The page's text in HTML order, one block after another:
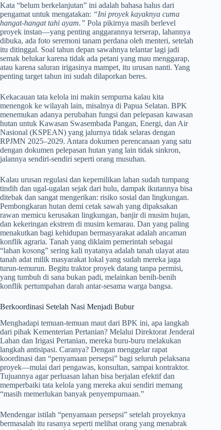
Kata “belum berkelanjutan” ini adalah bahasa halus dari
pengamat untuk mengatakan: “Ini proyek kayaknya cuma
hangat-hangat tahi ayam.” Pola pikirnya masih berlevel
proyek instan—yang penting anggarannya terserap, lahannya
dibuka, ada foto seremoni tanam perdana oleh menteri, setelah
itu ditinggal. Soal tahun depan sawahnya telantar lagi jadi
semak belukar karena tidak ada petani yang mau menggarap,
atau karena saluran irigasinya mampet, itu urusan nanti. Yang
penting target tahun ini sudah dilaporkan beres.
Kekacauan tata kelola ini makin sempurna kalau kita
menengok ke wilayah lain, misalnya di Papua Selatan. BPK
menemukan adanya perubahan fungsi dan pelepasan kawasan
hutan untuk Kawasan Swasembada Pangan, Energi, dan Air
Nasional (KSPEAN) yang jalurnya tidak selaras dengan
RPJMN 2025–2029. Antara dokumen perencanaan yang satu
dengan dokumen pelepasan hutan yang lain tidak sinkron,
jalannya sendiri-sendiri seperti orang musuhan.
Kalau urusan regulasi dan kepemilikan lahan sudah tumpang
tindih dan ugal-ugalan sejak dari hulu, dampak ikutannya bisa
ditebak dan sangat mengerikan: risiko sosial dan lingkungan.
Pembongkaran hutan demi cetak sawah yang dipaksakan
rawan memicu kerusakan lingkungan, banjir di musim hujan,
dan kekeringan ekstrem di musim kemarau. Dan yang paling
menakutkan bagi kehidupan bermasyarakat adalah ancaman
konflik agraria. Tanah yang diklaim pemerintah sebagai
“lahan kosong” sering kali nyatanya adalah tanah ulayat atau
tanah adat milik masyarakat lokal yang sudah mereka jaga
turun-temurun. Begitu traktor proyek datang tanpa permisi,
yang tumbuh di sana bukan padi, melainkan benih-benih
konflik pertumpahan darah antar-sesama warga bangsa.
Berkoordinasi Setelah Nasi Menjadi Bubur
Menghadapi temuan-temuan maut dari BPK ini, apa langkah
dari pihak Kementerian Pertanian? Melalui Direktorat Jenderal
Lahan dan Irigasi Pertanian, mereka buru-buru melakukan
langkah antisipasi. Caranya? Dengan menggelar rapat
koordinasi dan “penyamaan persepsi” bagi seluruh pelaksana
proyek—mulai dari pengawas, konsultan, sampai kontraktor.
Tujuannya agar perluasan lahan bisa berjalan efektif dan
memperbaiki tata kelola yang mereka akui sendiri memang
“masih memerlukan banyak penyempurnaan.”
Mendengar istilah “penyamaan persepsi” setelah proyeknya
bermasalah itu rasanya seperti melihat orang yang menabrak